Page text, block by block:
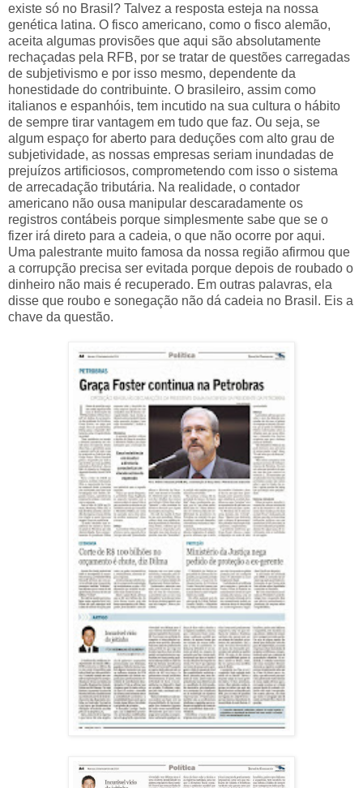
existe só no Brasil? Talvez a resposta esteja na nossa
genética latina. O fisco americano, como o fisco alemão,
aceita algumas provisões que aqui são absolutamente
rechaçadas pela RFB, por se tratar de questões carregadas
de subjetivismo e por isso mesmo, dependente da
honestidade do contribuinte. O brasileiro, assim como
italianos e espanhóis, tem incutido na sua cultura o hábito
de sempre tirar vantagem em tudo que faz. Ou seja, se
algum espaço for aberto para deduções com alto grau de
subjetividade, as nossas empresas seriam inundadas de
prejuízos artificiosos, comprometendo com isso o sistema
de arrecadação tributária. Na realidade, o contador
americano não ousa manipular descaradamente os
registros contábeis porque simplesmente sabe que se o
fizer irá direto para a cadeia, o que não ocorre por aqui.
Uma palestrante muito famosa da nossa região afirmou que
a corrupção precisa ser evitada porque depois de roubado o
dinheiro não mais é recuperado. Em outras palavras, ela
disse que roubo e sonegação não dá cadeia no Brasil. Eis a
chave da questão.